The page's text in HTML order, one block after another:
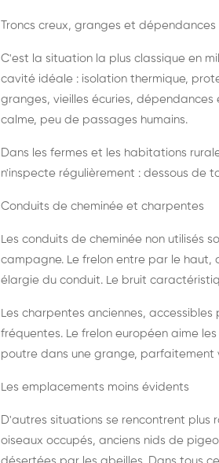
Troncs creux, granges et dépendances
C'est la situation la plus classique en
cavité idéale : isolation thermique,
granges, vieilles écuries,
calme, peu de passages humains.
Dans les fermes et les habitations
n'inspecte régulièrement : dessous de
Conduits de cheminée et charpentes
Les conduits de cheminée non utilisés
campagne. Le frelon entre par le haut,
élargie du conduit. Le bruit
Les charpentes anciennes,
fréquentes. Le frelon européen aime
poutre dans une grange, parfaitement
Les emplacements moins évidents
D'autres situations se rencontrent
oiseaux occupés, anciens nids de